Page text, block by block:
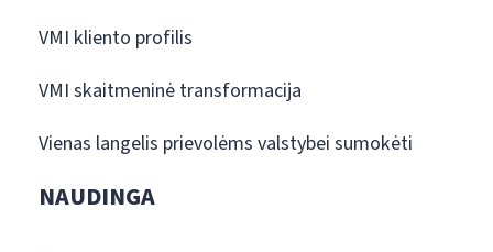
VMI kliento profilis
VMI skaitmeninė transformacija
Vienas langelis prievolėms valstybei sumokėti
NAUDINGA